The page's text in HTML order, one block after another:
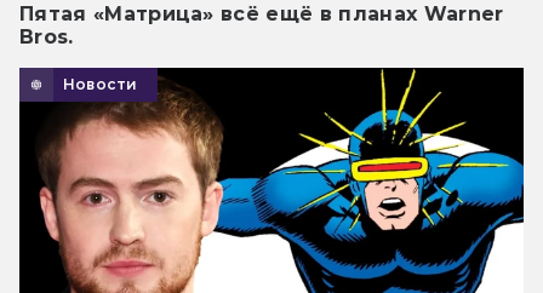
Пятая «Матрица» всё ещё в планах Warner
Bros.
Новости